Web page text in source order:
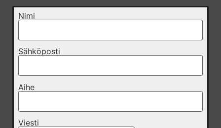
Nimi
Sähköposti
Aihe
Viesti